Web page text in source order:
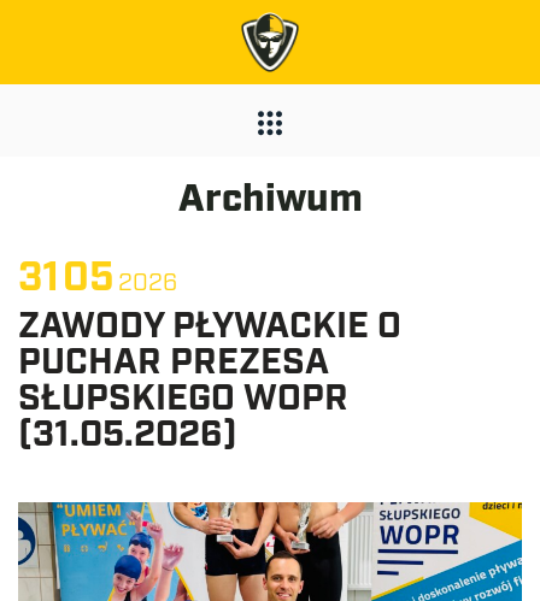
Archiwum
3105 2026
ZAWODY PŁYWACKIE O
PUCHAR PREZESA
SŁUPSKIEGO WOPR
(31.05.2026)